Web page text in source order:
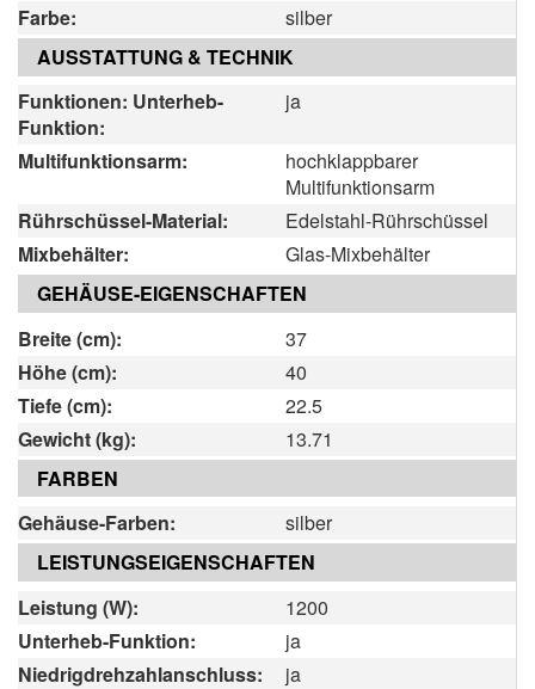
Farbe:
silber
AUSSTATTUNG & TECHNIK
Funktionen: Unterheb-
Funktion:
ja
Multifunktionsarm:
hochklappbarer
Multifunktionsarm
Rührschüssel-Material:
Edelstahl-Rührschüssel
Mixbehälter:
Glas-Mixbehälter
GEHÄUSE-EIGENSCHAFTEN
Breite (cm):
37
Höhe (cm):
40
Tiefe (cm):
22.5
Gewicht (kg):
13.71
FARBEN
Gehäuse-Farben:
silber
LEISTUNGSEIGENSCHAFTEN
Leistung (W):
1200
Unterheb-Funktion:
ja
Niedrigdrehzahlanschluss:
ja